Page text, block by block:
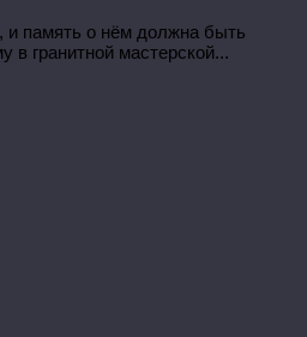
и память о нём должна быть
в гранитной мастерской...